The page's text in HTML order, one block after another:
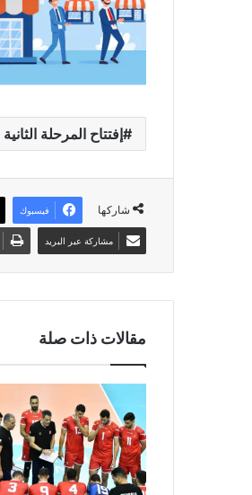
إفتتاح المرحلة الثانية
شاركها فيسبوك
مشاركة عبر البريد
مقالات ذات صلة